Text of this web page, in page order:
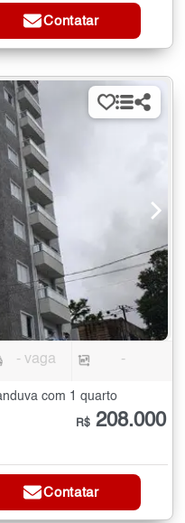
Contatar
- vaga -
com 1 quarto
R$ 208.000
Contatar